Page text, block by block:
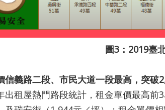
圖3：2019臺
信義路二段、市民大道一段最高，突破
屋熱門路段統計，租金單價最高前3